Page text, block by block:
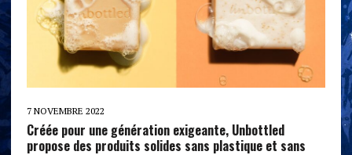
7 NOVEMBRE 2022
Créée pour une génération exigeante, Unbottled
propose des produits solides sans plastique et sans